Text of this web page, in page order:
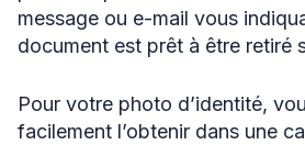
message ou e-mail vous
document est prêt à être retiré
Pour votre photo d’identité,
facilement l’obtenir dans une